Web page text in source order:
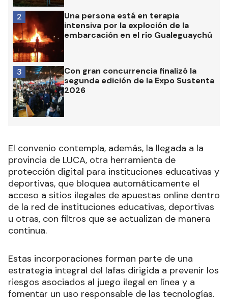
Una persona está en terapia
intensiva por la exploción de la
embarcación en el río Gualeguaychú
2
Con gran concurrencia finalizó la
segunda edición de la Expo Sustenta
2026
3
El convenio contempla, además, la llegada a la
provincia de LUCA, otra herramienta de
protección digital para instituciones educativas y
deportivas, que bloquea automáticamente el
acceso a sitios ilegales de apuestas online dentro
de la red de instituciones educativas, deportivas
u otras, con filtros que se actualizan de manera
continua.
Estas incorporaciones forman parte de una
estrategia integral del Iafas dirigida a prevenir los
riesgos asociados al juego ilegal en línea y a
fomentar un uso responsable de las tecnologías.